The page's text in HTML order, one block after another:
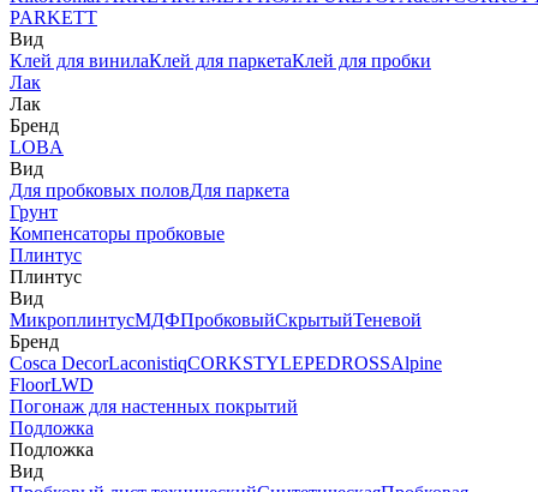
PARKETT
Вид
Клей для винилаКлей для паркетаКлей для пробки
Лак
Лак
Бренд
LOBA
Вид
Для пробковых половДля паркета
Грунт
Компенсаторы пробковые
Плинтус
Плинтус
Вид
МикроплинтусМДФПробковыйСкрытыйТеневой
Бренд
Cosca DecorLaconistiqCORKSTYLEPEDROSSAlpine
FloorLWD
Погонаж для настенных покрытий
Подложка
Подложка
Вид